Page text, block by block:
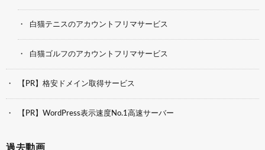
白猫テニスのアカウントフリマサービス
白猫ゴルフのアカウントフリマサービス
【PR】格安ドメイン取得サービス
【PR】WordPress表示速度No.1高速サーバー
過去動画